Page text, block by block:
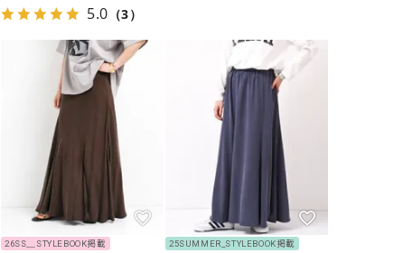
GRAMICCI（グラミチ）
（ｇ） （グラム） upper hights（アッパーハ
Gives a sense of fullment +phenix（フェニックス）
HUNTER（ハンター） WILD THINGS（ワイルドシ
ICHI（イチ）
ILIMA（イリマ）
5.0 （3）
26SS＿STYLEBOOK掲載 25SUMMER_STYLEBOOK掲載